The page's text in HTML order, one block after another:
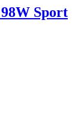
Sport